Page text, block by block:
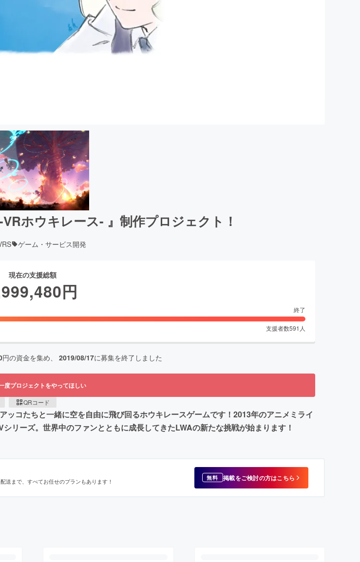
ホウキレース- 』制作プロジェクト！
ゲーム・サービス開発
現在の支援総額
円
終了
支援者数591 人
円の資金を集め、 2019/08/17に募集を終了しました
度プロジェクトをやってほしい
QRコード
コたちと一緒に空を自由に飛び回るホウキレースゲームです！2013年のアニメミライ
リーズ。世界中のファンとともに成長してきたLWAの新たな挑戦が始まります！
送まで、すべてお任せのプランもあります！ 無料 掲載をご検討の方はこちら